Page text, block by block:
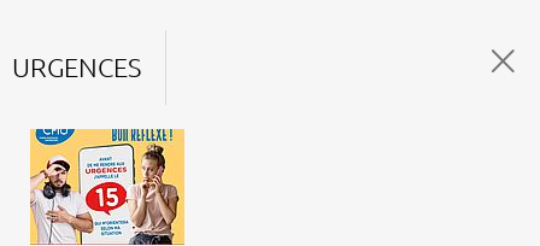
URGENCES